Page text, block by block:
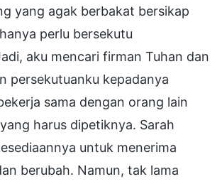
yang agak berbakat bersikap
perlu bersekutu
aku mencari firman Tuhan dan
persekutuanku kepadanya
sama dengan orang lain
harus dipetiknya. Sarah
untuk menerima
berubah. Namun, tak lama